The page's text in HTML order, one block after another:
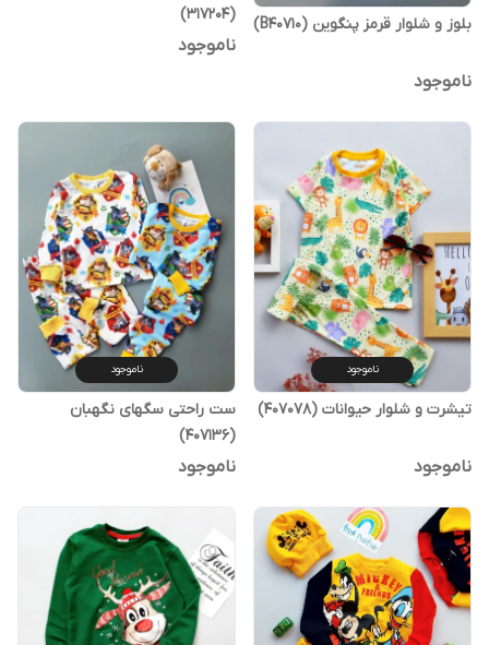
بلوز و شلوار قرمز پنگوین (B40710)
ناموجود
(317204)
ناموجود
ناموجود
تیشرت و شلوار حیوانات (407078)
ناموجود
ناموجود
ست راحتی سگهای نگهبان
(407136)
ناموجود